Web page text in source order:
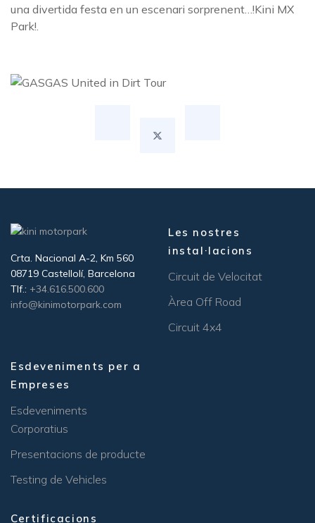
una divertida festa en un escenari sorprenent…!Kini MX
Park!.
Crta. Nacional A-2, Km 560
08719 Castellolí, Barcelona
Tlf.: +34.616.500.600
info@kinimotorpark.com
Les nostres
instal·lacions
Circuit de Velocitat
Àrea Off Road
Circuit 4x4
Esdeveniments per a
Empreses
Esdeveniments
Corporatius
Presentacions de producte
Testing de Vehicles
Certificacions